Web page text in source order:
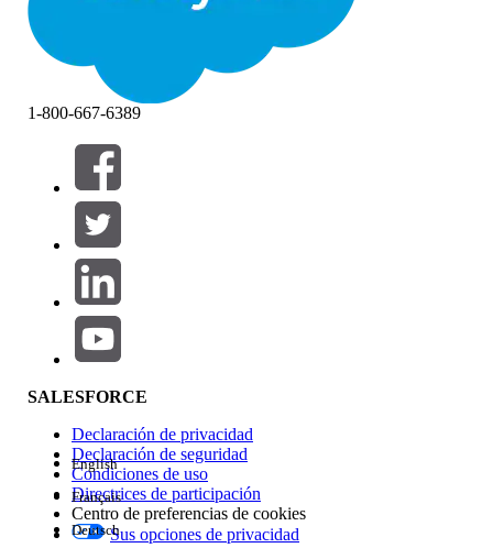
Filtros (0)
SELECCIONAR FILTROS
Área de productos
Repercusión de función
Edición
1-800-667-6389
SALESFORCE
Declaración de privacidad
Declaración de seguridad
Condiciones de uso
Directrices de participación
Centro de preferencias de cookies
Sus opciones de privacidad
English
Français
Deutsch